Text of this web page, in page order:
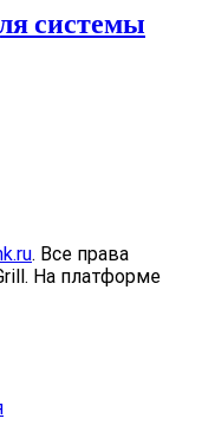
системы
. Все права
На платформе